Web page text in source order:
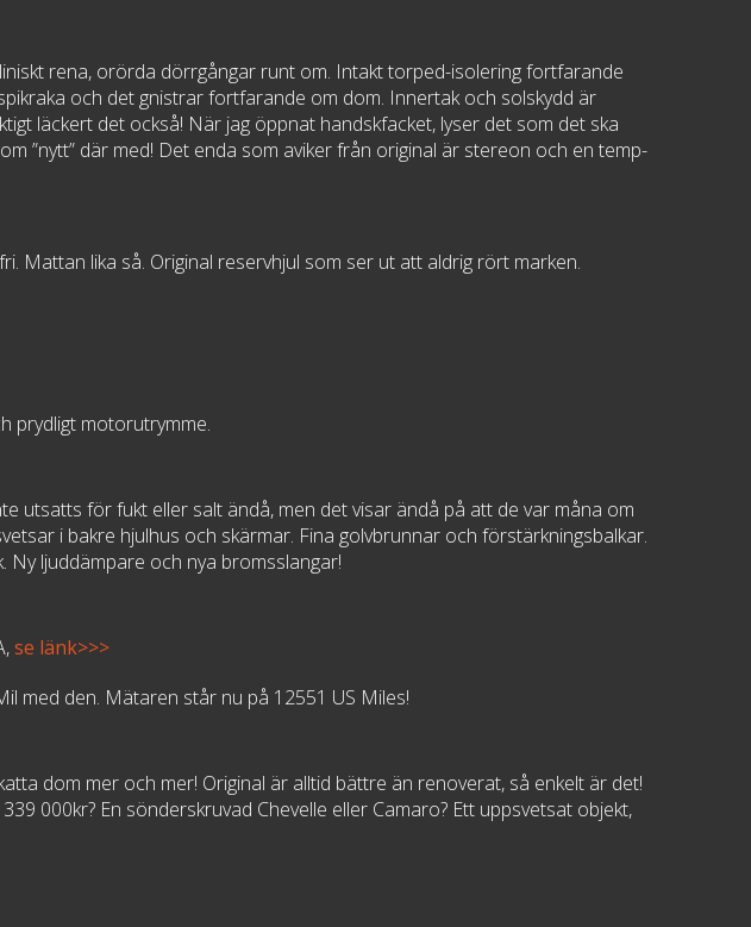
rena, orörda dörrgångar runt om. Intakt torped-isolering fortfarande
och det gnistrar fortfarande om dom. Innertak och solskydd är
läckert det också! När jag öppnat handskfacket, lyser det som det ska
”nytt” där med! Det enda som aviker från original är stereon och en temp-
Mattan lika så. Original reservhjul som ser ut att aldrig rört marken.
prydligt motorutrymme.
utsatts för fukt eller salt ändå, men det visar ändå på att de var måna om
i bakre hjulhus och skärmar. Fina golvbrunnar och förstärkningsbalkar.
ljuddämpare och nya bromsslangar!
se länk>>>
med den. Mätaren står nu på 12551 US Miles!
dom mer och mer! Original är alltid bättre än renoverat, så enkelt är det!
000kr? En sönderskruvad Chevelle eller Camaro? Ett uppsvetsat objekt,